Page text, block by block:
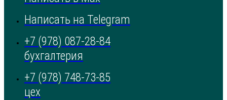
Написать на Telegram
+7 (978) 087-28-84
бухгалтерия
+7 (978) 748-73-85
цех